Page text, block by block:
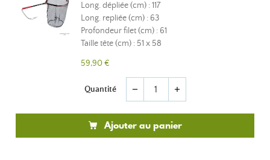
Long. dépliée (cm) : 117
Long. repliée (cm) : 63
Profondeur filet (cm) : 61
Taille tête (cm) : 51 x 58
59,90 €
Quantité remove add
Ajouter au panier